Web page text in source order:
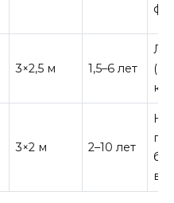
3×2,5 м 1,5–6 лет
к
3×2 м 2–10 лет